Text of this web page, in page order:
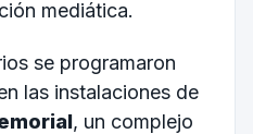
mediática.
se programaron
las instalaciones de
, un complejo